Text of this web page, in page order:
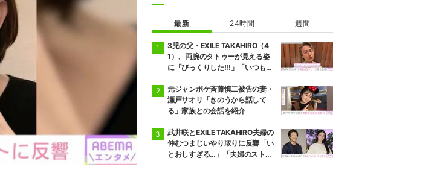
最新 24時間 週間
3児の父・EXILE TAKAHIRO（4
1）、両腕のタトゥーが見える姿
に「びっくりした!!!」「いつもと
の反響
元ジャンポケ斉藤慎二被告の妻・
瀬戸サオリ「きのうから話して
る」家族との会話を紹介
武井咲とEXILE TAKAHIRO夫婦の
仲むつまじいやり取りに反響「い
とおしすぎる…」「夫婦のストー